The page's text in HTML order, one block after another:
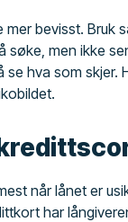
mer bevisst. Bruk
søke, men ikke
se hva som skjer.
når lånet er
har